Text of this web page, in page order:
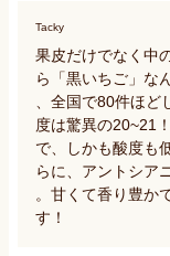
Tacky
果皮だけでなく中
ら「黒いちご」な
、全国で80件ほ
度は驚異の20~21
で、しかも酸度も
らに、アントシア
。甘くて香り豊か
す！